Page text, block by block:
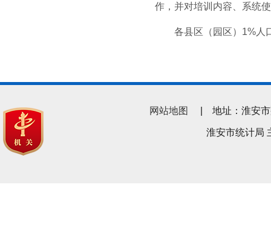
作，并对培训内容、系统
各县区（园区）1%人
网站地图 | 地址：淮安市
淮安市统计